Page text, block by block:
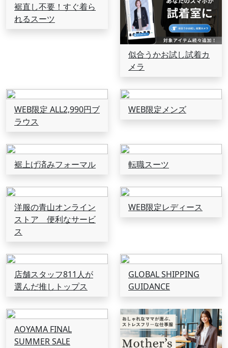
裾直し不要！すぐ着ら
れるスーツ
似合うかお試し試着カ
メラ
WEB限定 ALL2,990円ブ
ラウス
WEB限定メンズ
裾上げ済みフォーマル 転職スーツ
洋服の青山オンライン
ストア 便利なサービ
ス
WEB限定レディース
店舗スタッフ811人が
選んだ推しトップス
GLOBAL SHIPPING
GUIDANCE
AOYAMA FINAL
SUMMER SALE